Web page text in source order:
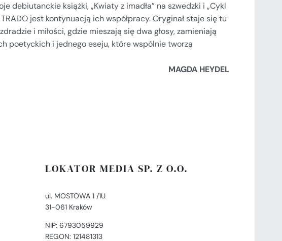
debiutanckie książki, „Kwiaty z imadła” na szwedzki i „Cykl
jest kontynuacją ich współpracy. Oryginał staje się tu
i miłości, gdzie mieszają się dwa głosy, zamieniają
poetyckich i jednego eseju, które wspólnie tworzą
MAGDA HEYDEL
LOKATOR MEDIA SP. Z O.O.
ul. MOSTOWA 1 /1U
31-061 Kraków
NIP: 6793059929
REGON: 121481313